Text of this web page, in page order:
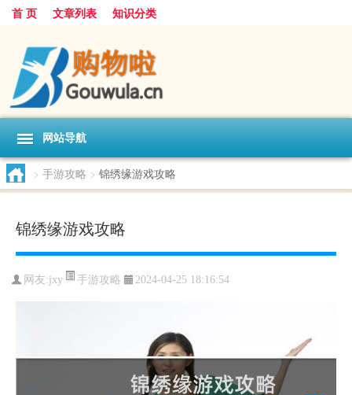
首 页 文章列表 知识分类
网站导航
> 手游攻略 > 锦绣缘游戏攻略
锦绣缘游戏攻略
网友:jxy 手游攻略 2024-04-25 18:16:54